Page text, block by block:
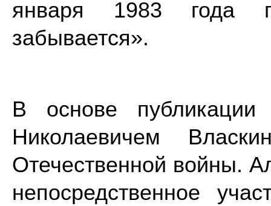
января 1983 года
забывается».
В основе
Николаевичем
Отечественной войны.
непосредственное